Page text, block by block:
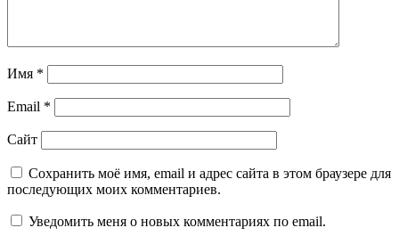
Имя *
Email *
Сайт
Сохранить моё имя, email и адрес сайта в этом браузере для
последующих моих комментариев.
Уведомить меня о новых комментариях по email.